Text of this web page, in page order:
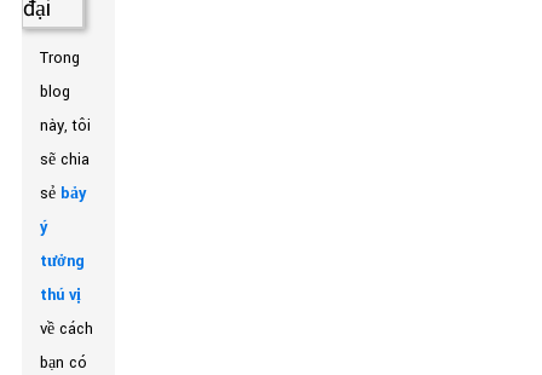
Trong
blog
này, tôi
sẽ chia
sẻ bảy
ý
tưởng
thú vị
về cách
bạn có